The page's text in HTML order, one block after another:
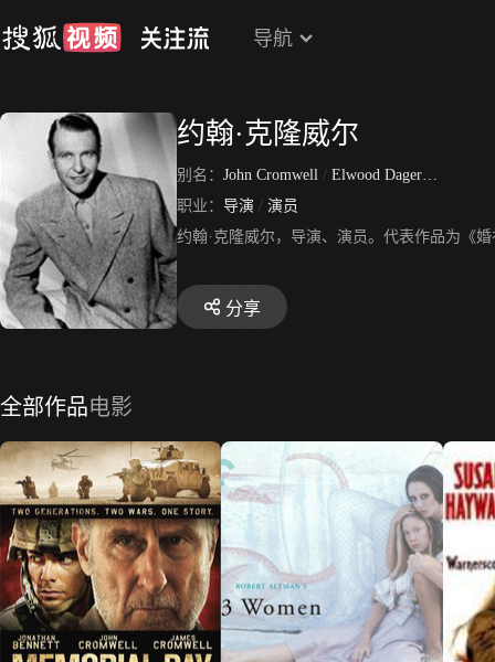
导航
约翰·克隆威尔
别名： John Cromwell / Elwood Dager Cromwell
职业： 导演 / 演员
约翰·克隆威尔，导演、演员。代表作品为《
分享
全部作品电影